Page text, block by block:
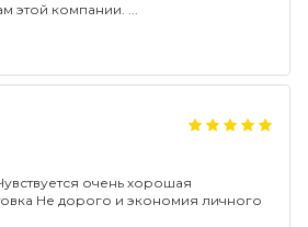
этой компании.
очень хорошая
Не дорого и экономия личного